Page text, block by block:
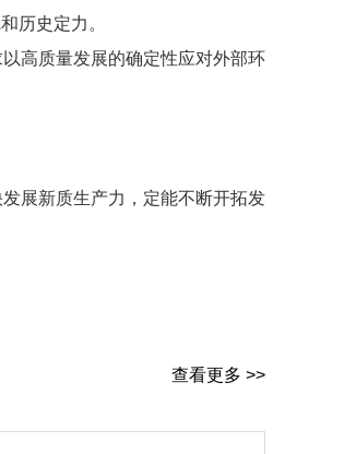
历史定力。
高质量发展的确定性应对外部环
展新质生产力，定能不断开拓发
查看更多 >>